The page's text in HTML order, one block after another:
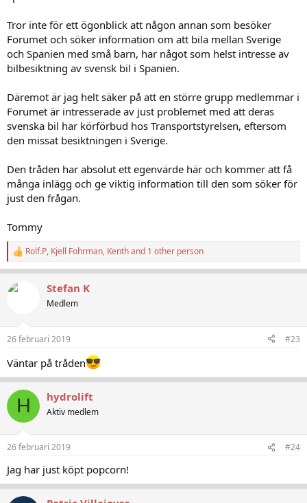
Tror inte för ett ögonblick att någon annan som besöker
Forumet och söker information om att bila mellan Sverige
och Spanien med små barn, har något som helst intresse av
bilbesiktning av svensk bil i Spanien.
Däremot är jag helt säker på att en större grupp medlemmar i
Forumet är intresserade av just problemet med att deras
svenska bil har körförbud hos Transportstyrelsen, eftersom
den missat besiktningen i Sverige.
Den tråden har absolut ett egenvärde här och kommer att få
många inlägg och ge viktig information till den som söker för
just den frågan.
Tommy
R
e
c
s
Rolf.P, Kjell Fohrman, Kenthand 1 other person
Stefan K
Medlem
26 februari 2019 #23
Väntar på tråden
H hydrolift
Aktiv medlem
26 februari 2019 #24
Jag har just köpt popcorn!